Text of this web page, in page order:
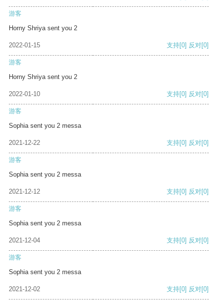
游客
Horny Shriya sent you 2
2022-01-15 支持[0] 反对[0]
游客
Horny Shriya sent you 2
2022-01-10 支持[0] 反对[0]
游客
Sophia sent you 2 messa
2021-12-22 支持[0] 反对[0]
游客
Sophia sent you 2 messa
2021-12-12 支持[0] 反对[0]
游客
Sophia sent you 2 messa
2021-12-04 支持[0] 反对[0]
游客
Sophia sent you 2 messa
2021-12-02 支持[0] 反对[0]